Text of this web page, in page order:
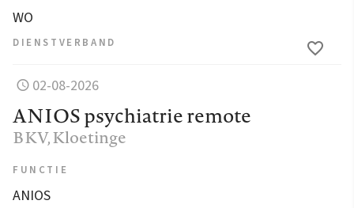
WO
DIENSTVERBAND
02-08-2026
ANIOS psychiatrie remote
BKV, Kloetinge
FUNCTIE
ANIOS